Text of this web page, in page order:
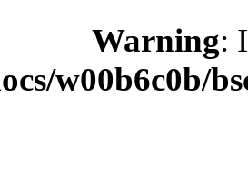
Warning:
w00b6c0b/